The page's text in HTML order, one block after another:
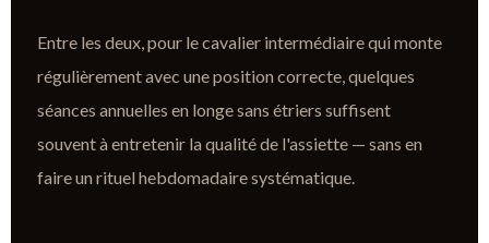
Entre les deux, pour le cavalier intermédiaire qui monte
régulièrement avec une position correcte, quelques
séances annuelles en longe sans étriers suffisent
souvent à entretenir la qualité de l'assiette — sans en
faire un rituel hebdomadaire systématique.